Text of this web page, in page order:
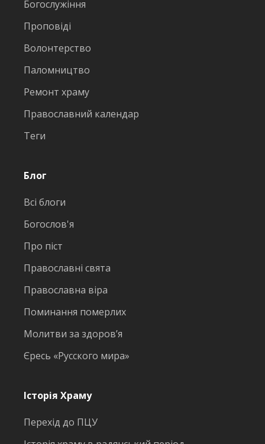
Богослужіння
Проповіді
Волонтерство
Паломництво
Ремонт храму
Православний календар
Теги
Блог
Всі блоги
Богослов'я
Про піст
Православні свята
Православна віра
Поминання померлих
Молитви за здоров’я
Єресь «Русского мира»
Історія Храму
Перехід до ПЦУ